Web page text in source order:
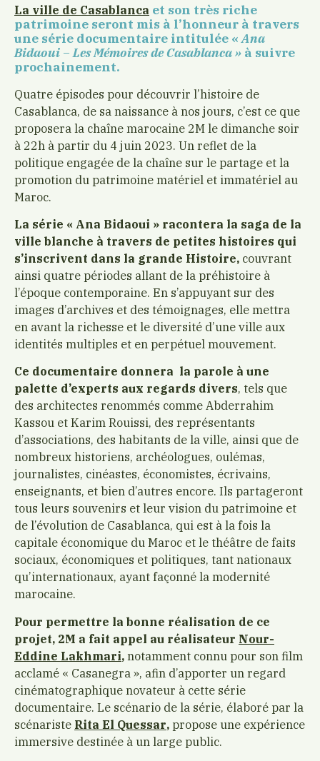
La ville de Casablanca et son très riche
patrimoine seront mis à l’honneur à travers
une série documentaire intitulée « Ana
Bidaoui – Les Mémoires de Casablanca » à suivre
prochainement.
Quatre épisodes pour découvrir l’histoire de
Casablanca, de sa naissance à nos jours, c’est ce que
proposera la chaîne marocaine 2M le dimanche soir
à 22h à partir du 4 juin 2023. Un reflet de la
politique engagée de la chaîne sur le partage et la
promotion du patrimoine matériel et immatériel au
Maroc.
La série « Ana Bidaoui » racontera la saga de la
ville blanche à travers de petites histoires qui
s’inscrivent dans la grande Histoire, couvrant
ainsi quatre périodes allant de la préhistoire à
l’époque contemporaine. En s’appuyant sur des
images d’archives et des témoignages, elle mettra
en avant la richesse et le diversité d’une ville aux
identités multiples et en perpétuel mouvement.
Ce documentaire donnera la parole à une
palette d’experts aux regards divers, tels que
des architectes renommés comme Abderrahim
Kassou et Karim Rouissi, des représentants
d’associations, des habitants de la ville, ainsi que de
nombreux historiens, archéologues, oulémas,
journalistes, cinéastes, économistes, écrivains,
enseignants, et bien d’autres encore. Ils partageront
tous leurs souvenirs et leur vision du patrimoine et
de l’évolution de Casablanca, qui est à la fois la
capitale économique du Maroc et le théâtre de faits
sociaux, économiques et politiques, tant nationaux
qu’internationaux, ayant façonné la modernité
marocaine.
Pour permettre la bonne réalisation de ce
projet, 2M a fait appel au réalisateur Nour-
Eddine Lakhmari,notamment connu pour son film
acclamé « Casanegra », afin d’apporter un regard
cinématographique novateur à cette série
documentaire. Le scénario de la série, élaboré par la
scénariste Rita El Quessar, propose une expérience
immersive destinée à un large public.